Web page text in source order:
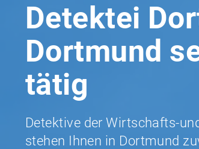
Detektei
Dortmund
tätig
Detektive der Wirtschafts-
stehen Ihnen in Dortmund